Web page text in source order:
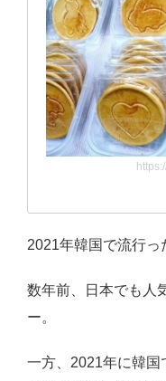
2021年韓国で流行っ
数年前、日本でも人
ー。
一方、2021年に韓国